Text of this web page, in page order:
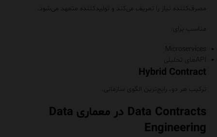
مصرف‌کننده نیاز را تعریف می‌کند و تولیدکننده متعهد می‌شود.
مناسب برای:
Microservices
APIهای تحلیلی
Hybrid Contract
ترکیب هر دو، رایج‌ترین الگوی سازمانی.
Data Contracts در معماری Data
Engineering